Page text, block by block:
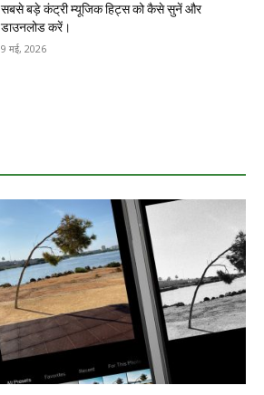
सबसे बड़े कंट्री म्यूजिक हिट्स को कैसे सुनें और
डाउनलोड करें।
9 मई, 2026